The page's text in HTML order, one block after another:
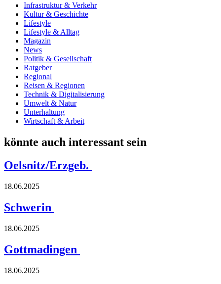
Infrastruktur & Verkehr
Kultur & Geschichte
Lifestyle
Lifestyle & Alltag
Magazin
News
Politik & Gesellschaft
Ratgeber
Regional
Reisen & Regionen
Technik & Digitalisierung
Umwelt & Natur
Unterhaltung
Wirtschaft & Arbeit
könnte auch interessant sein
Oelsnitz/Erzgeb.
18.06.2025
Schwerin
18.06.2025
Gottmadingen
18.06.2025